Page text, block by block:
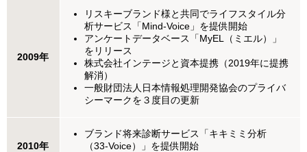
2009年
リスキーブランド様と共同でライフスタイル分
析サービス「Mind-Voice」を提供開始
アンケートデータベース「MyEL（ミエル）」
をリリース
株式会社インテージと資本提携（2019年に提携
解消）
一般財団法人日本情報処理開発協会のプライバ
シーマークを３度目の更新
2010年
ブランド将来診断サービス「キキミミ分析
（33-Voice）」を提供開始